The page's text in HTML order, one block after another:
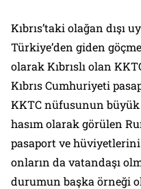
Kıbrıs’taki olağan dışı
Türkiye’den giden
olarak Kıbrıslı olan
Kıbrıs Cumhuriyeti
KKTC nüfusunun
hasım olarak görülen
pasaport ve hüviyetlerini
onların da vatandaşı
durumun başka örneği